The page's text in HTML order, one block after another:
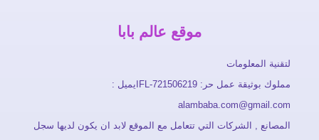
موقع عالم بابا
لتقنية المعلومات
مملوك بوثيقة عمل حر: FL-721506219ايميل :
alambaba.com@gmail.com
المصانع , الشركات التي تتعامل مع الموقع لابد ان يكون لديها سجل